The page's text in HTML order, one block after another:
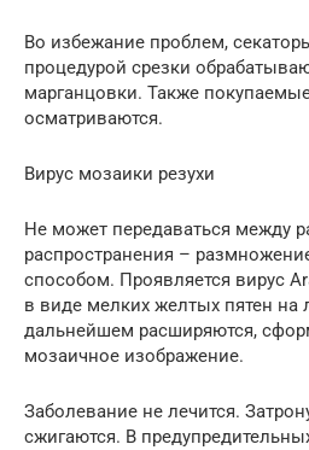
Во избежание проблем,
процедурой срезки
марганцовки. Также
осматриваются.
Вирус мозаики резухи
Не может передаваться между
распространения –
способом. Проявляется вирус
в виде мелких желтых пятен на
дальнейшем расширяются,
мозаичное изображение.
Заболевание не лечится.
сжигаются. В